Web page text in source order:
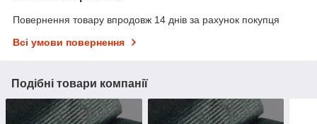
Повернення товару впродовж 14 днів за рахунок покупця
Всі умови повернення
Подібні товари компанії